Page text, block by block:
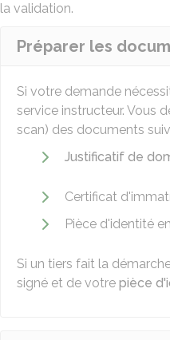
la validation.
Préparer les
Si votre demande
service instructeur. Vous
scan) des documents
Justificatif de
Certificat
Pièce d'identité
Si un tiers fait la
signé et de votre pièce